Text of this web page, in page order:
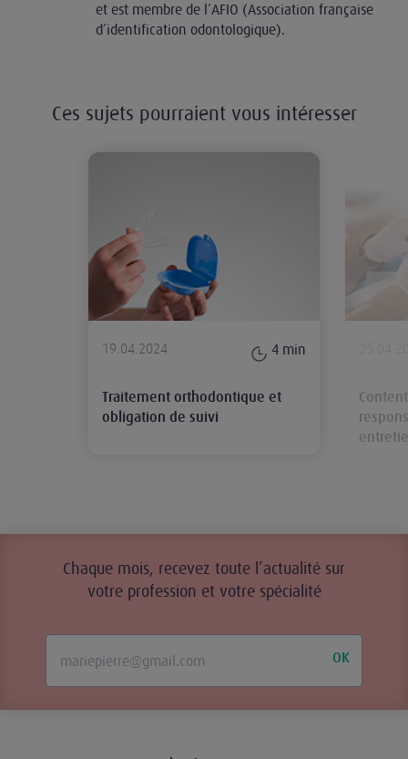
et est membre de l’AFIO (Association française
d’identification odontologique).
Ces sujets pourraient vous intéresser
Traitement orthodontique et
19.04.2024 4 min
Traitement orthodontique et
obligation de suivi
Chaque mois, recevez toute l’actualité sur
votre profession et votre spécialité
OK